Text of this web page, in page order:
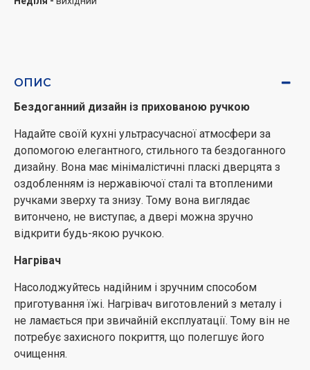
Легко миється після приготування. Покриття Ceramic
Inside можна очищувати без зусиль, також воно не
Регулятор керування & просте користування
Насолоджуйтесь акуратним і зручним способом
приготування. Панель управління зручна для
користувача, оскільки на ній є всього кілька кнопок з
найбільш використовуваними основними функціями.
Регулятор також забезпечує підвищену зручність
використання та точне керування. Таким чином, ви
Домашній десерт
Насолоджуйтесь смачними домашніми десертами, не
витрачаючи часу і не розігріваючи духовку. Просто
виберіть потрібний десерт, змішайте інгредієнти та
ОПИС
Бездоганний дизайн із прихованою ручкою
Надайте своїй кухні ультрасучасної атмосфери за
допомогою елегантного, стильного та бездоганного
дизайну. Вона має мінімалістичні пласкі дверцята з
оздобленням із нержавіючої сталі та втопленими
ручками зверху та знизу. Тому вона виглядає
витончено, не виступає, а двері можна зручно
відкрити будь-якою ручкою.
Нагрівач
Насолоджуйтесь надійним і зручним способом
приготування їжі. Нагрівач виготовлений з металу і
не ламається при звичайній експлуатації. Тому він не
потребує захисного покриття, що полегшує його
очищення.